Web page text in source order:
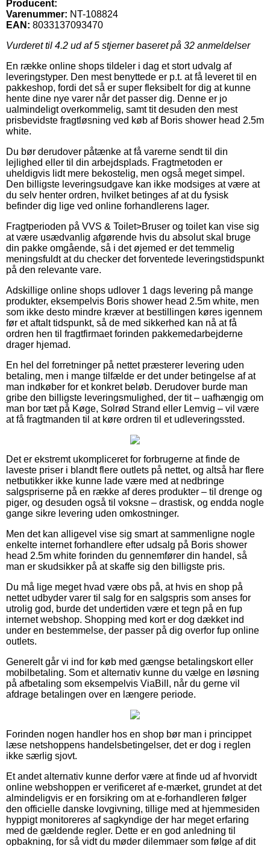
Producent:
Varenummer: NT-108824
EAN: 8033137093470
Vurderet til 4.2 ud af 5 stjerner baseret på 32 anmeldelser
En række online shops tildeler i dag et stort udvalg af
leveringstyper. Den mest benyttede er p.t. at få leveret til en
pakkeshop, fordi det så er super fleksibelt for dig at kunne
hente dine nye varer når det passer dig. Denne er jo
ualmindeligt overkommelig, samt tit desuden den mest
prisbevidste fragtløsning ved køb af Boris shower head 2.5m
white.
Du bør derudover påtænke at få varerne sendt til din
lejlighed eller til din arbejdsplads. Fragtmetoden er
uheldigvis lidt mere bekostelig, men også meget simpel.
Den billigste leveringsudgave kan ikke modsiges at være at
du selv henter ordren, hvilket betinges af at du fysisk
befinder dig lige ved online forhandlerens lager.
Fragtperioden på VVS & Toilet>Bruser og toilet kan vise sig
at være usædvanlig afgørende hvis du absolut skal bruge
din pakke omgående, så i det øjemed er det temmelig
meningsfuldt at du checker det forventede leveringstidspunkt
på den relevante vare.
Adskillige online shops udlover 1 dags levering på mange
produkter, eksempelvis Boris shower head 2.5m white, men
som ikke desto mindre kræver at bestillingen køres igennem
før et aftalt tidspunkt, så de med sikkerhed kan nå at få
ordren hen til fragtfirmaet forinden pakkemedarbejderne
drager hjemad.
En hel del forretninger på nettet præsterer levering uden
betaling, men i mange tilfælde er det under betingelse af at
man indkøber for et konkret beløb. Derudover burde man
gribe den billigste leveringsmulighed, der tit – uafhængig om
man bor tæt på Køge, Solrød Strand eller Lemvig – vil være
at få fragtmanden til at køre ordren til et udleveringssted.
Det er ekstremt ukompliceret for forbrugerne at finde de
laveste priser i blandt flere outlets på nettet, og altså har flere
netbutikker ikke kunne lade være med at nedbringe
salgspriserne på en række af deres produkter – til drenge og
piger, og desuden også til voksne – drastisk, og endda nogle
gange sikre levering uden omkostninger.
Men det kan alligevel vise sig smart at sammenligne nogle
enkelte internet forhandlere efter udsalg på Boris shower
head 2.5m white forinden du gennemfører din handel, så
man er skudsikker på at skaffe sig den billigste pris.
Du må lige meget hvad være obs på, at hvis en shop på
nettet udbyder varer til salg for en salgspris som anses for
utrolig god, burde det undertiden være et tegn på en fup
internet webshop. Shopping med kort er dog dækket ind
under en bestemmelse, der passer på dig overfor fup online
outlets.
Generelt går vi ind for køb med gængse betalingskort eller
mobilbetaling. Som et alternativ kunne du vælge en løsning
på afbetaling som eksempelvis ViaBill, når du gerne vil
afdrage betalingen over en længere periode.
Forinden nogen handler hos en shop bør man i princippet
læse netshoppens handelsbetingelser, det er dog i reglen
ikke særlig sjovt.
Et andet alternativ kunne derfor være at finde ud af hvorvidt
online webshoppen er verificeret af e-mærket, grundet at det
almindeligvis er en forsikring om at e-forhandleren følger
den officielle danske lovgivning, tillige med at hjemmesiden
hyppigt monitoreres af sagkyndige der har meget erfaring
med de gældende regler. Dette er en god anledning til
opbakning, for så vidt du møder dilemmaer som følge af dit